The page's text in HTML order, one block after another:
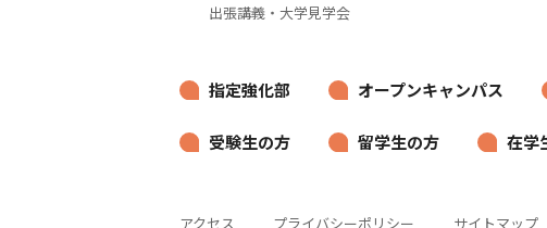
出張講義・大学見学会
指定強化部 オープンキャンパス
受験生の方 留学生の方 在学
アクセス プライバシーポリシー サイトマップ